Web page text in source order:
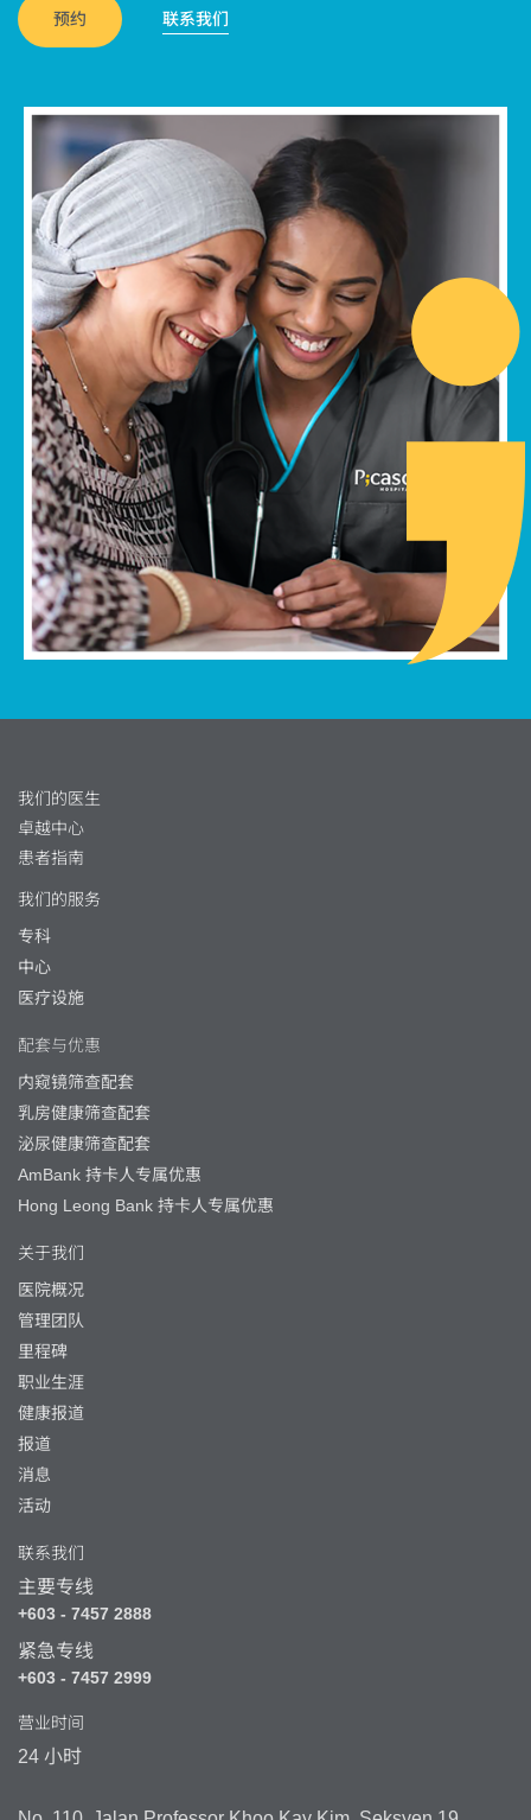
预约 联系我们
我们的医生
卓越中心
患者指南
我们的服务
专科
中心
医疗设施
配套与优惠
内窥镜筛查配套
乳房健康筛查配套
泌尿健康筛查配套
AmBank 持卡人专属优惠
Hong Leong Bank 持卡人专属优惠
关于我们
医院概况
管理团队
里程碑
职业生涯
健康报道
报道
消息
活动
联系我们
主要专线
+603 - 7457 2888
紧急专线
+603 - 7457 2999
营业时间
24 小时